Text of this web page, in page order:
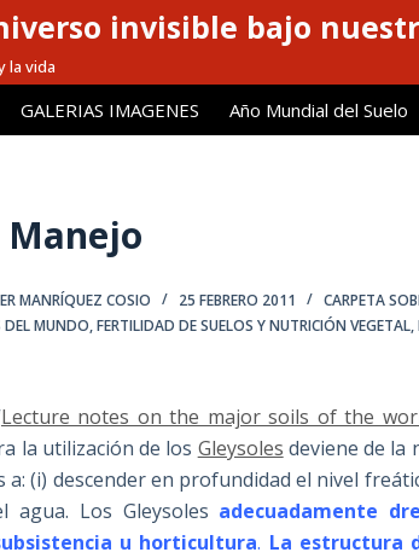
invisible bajo
la vida
GALERIAS IMAGENES Año Mundial del Suelo
Manejo
MANRÍQUEZ COSIO 25 FEBRERO 2011
CARPETA
DEL MUNDO,FERTILIDAD DE SUELOS Y NUTRICIÓN VEGETAL,
Lecture notes on the major soils of the
la utilización de los Gleysoles deviene de la
a: (i) descender en profundidad el nivel
agua. Los Gleysoles adecuadamente
u horticultura. La estructura